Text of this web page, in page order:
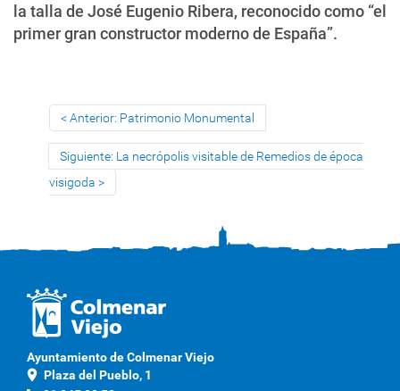
la talla de José Eugenio Ribera, reconocido como “el
primer gran constructor moderno de España”.
Anterior: Patrimonio Monumental
Siguiente: La necrópolis visitable de Remedios de época
visigoda
Ayuntamiento de Colmenar Viejo
location_on Plaza del Pueblo, 1